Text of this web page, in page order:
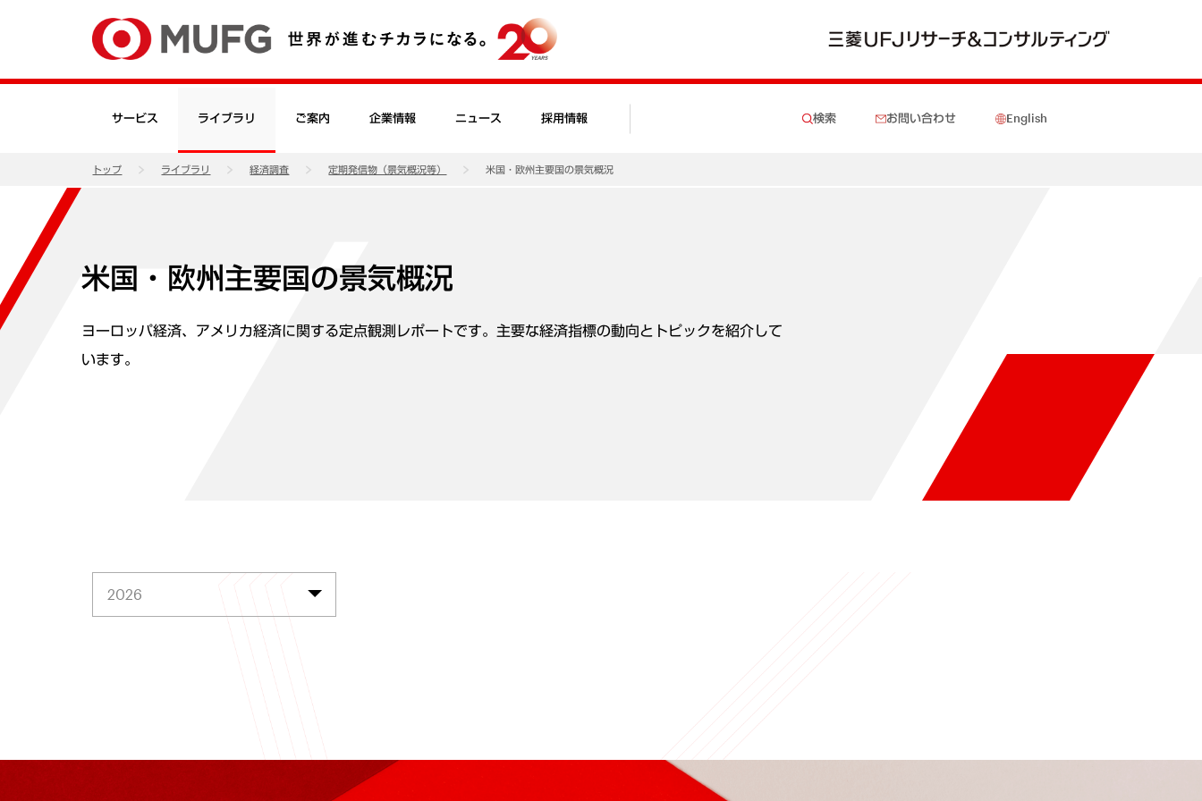
サービス ライブラリ ご案内 企業情報 ニュース 採用情報 検索 お問い合わせ English
トップ ライブラリ 経済調査 定期発信物（景気概況等） 米国・欧州主要国の景気概況
米国・欧州主要国の景気概況
ヨーロッパ経済、アメリカ経済に関する定点観測レポートです。主要な経済指標の動向とトピックを紹介して
います。